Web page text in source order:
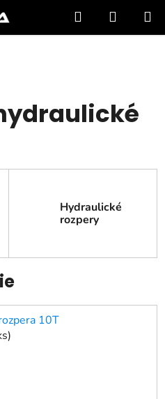
Hľadať
KOŠÍK
Hydraulické
rozpery
10T
)